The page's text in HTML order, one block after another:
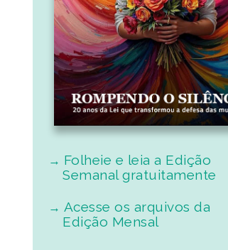
Folheie e leia a Edição
Semanal gratuitamente
Acesse os arquivos da
Edição Mensal